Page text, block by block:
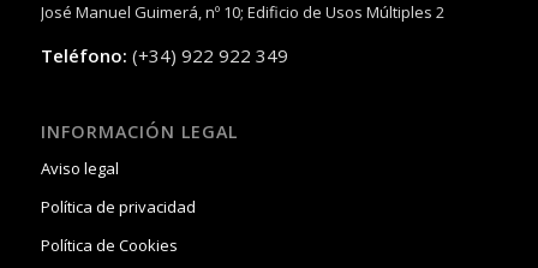
José Manuel Guimerá, nº 10; Edificio de Usos Múltiples 2
Teléfono: (+34) 922 922 349
INFORMACIÓN LEGAL
Aviso legal
Política de privacidad
Política de Cookies